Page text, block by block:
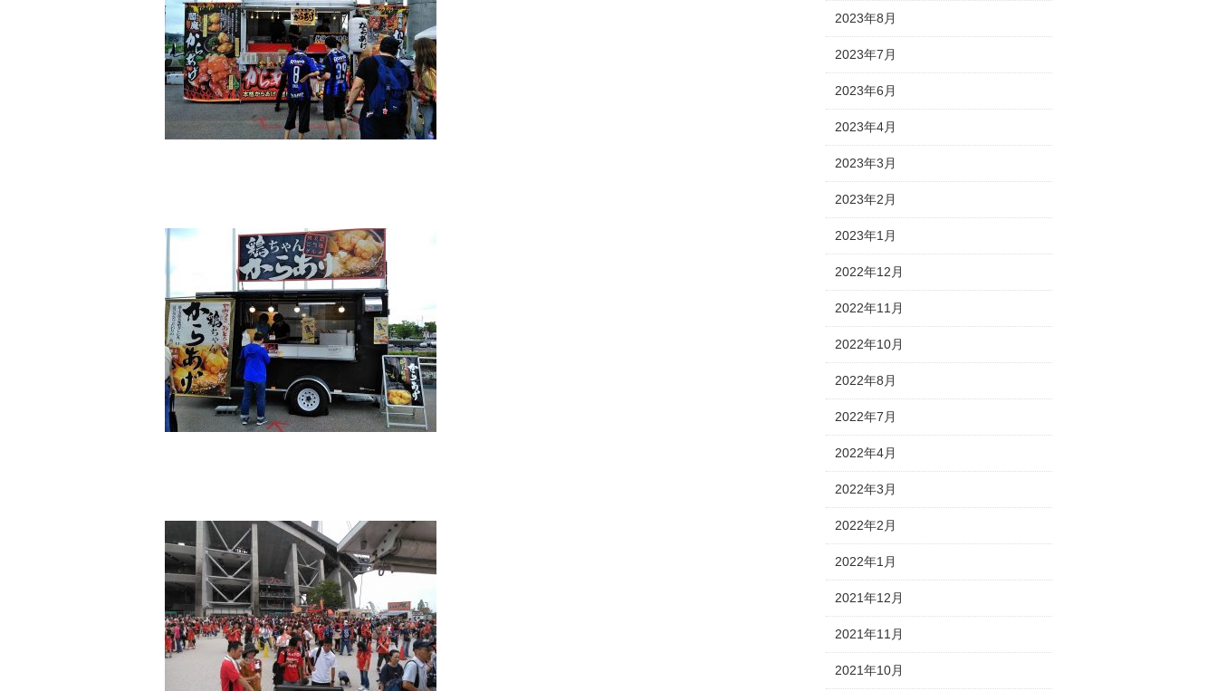
2023年8月
2023年7月
2023年6月
2023年4月
2023年3月
2023年2月
2023年1月
2022年12月
2022年11月
2022年10月
2022年8月
2022年7月
2022年4月
2022年3月
2022年2月
2022年1月
2021年12月
2021年11月
2021年10月